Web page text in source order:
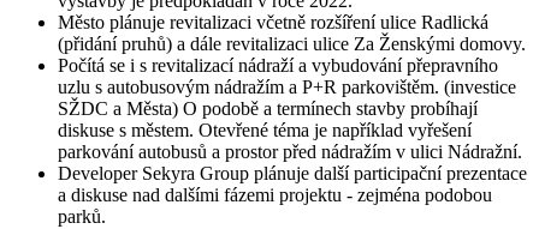
Město plánuje revitalizaci včetně rozšíření ulice Radlická
(přidání pruhů) a dále revitalizaci ulice Za Ženskými domovy.
Počítá se i s revitalizací nádraží a vybudování přepravního
uzlu s autobusovým nádražím a P+R parkovištěm. (investice
SŽDC a Města) O podobě a termínech stavby probíhají
diskuse s městem. Otevřené téma je například vyřešení
parkování autobusů a prostor před nádražím v ulici Nádražní.
Developer Sekyra Group plánuje další participační prezentace
a diskuse nad dalšími fázemi projektu - zejména podobou
parků.